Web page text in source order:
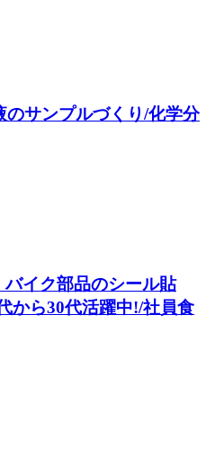
のサンプルづくり/化学分
バイク部品のシール貼
から30代活躍中!/社員食